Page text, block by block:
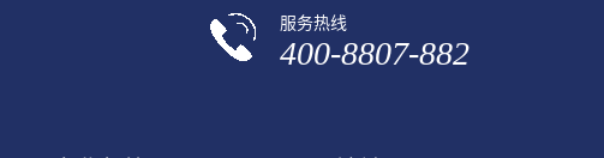
服务热线
400-8807-882